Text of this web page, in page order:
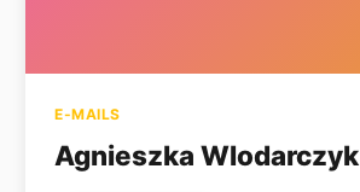
E-MAILS
Agnieszka Wlodarczyk